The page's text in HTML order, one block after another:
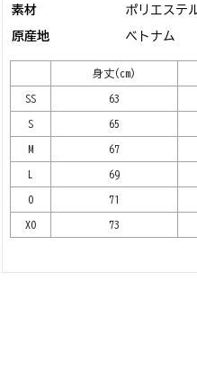
素材 ポリエステ
原産地 ベトナム
身丈(cm)
SS 63
S 65
M 67
L 69
O 71
XO 73